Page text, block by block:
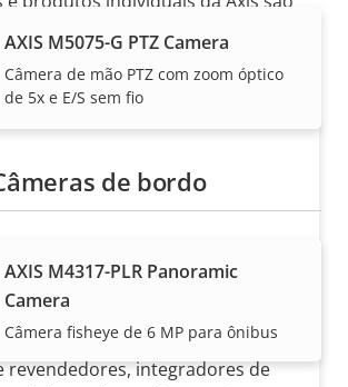
AXIS M5075-G PTZ Camera
Câmera de mão PTZ com zoom óptico
de 5x e E/S sem fio
de bordo
AXIS M4317-PLR Panoramic
Camera
Câmera fisheye de 6 MP para ônibus
instalados por nossos parceiros
produtos Axis?
revendedores, integradores de